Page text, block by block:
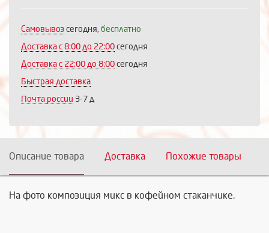
Продолжить Отмена
Самовывоз сегодня, бесплатно
Доставка c 8:00 до 22:00 сегодня
Доставка с 22:00 до 8:00 сегодня
Быстрая доставка
Почта россии 3-7 д
Описание товара Доставка Похожие товары
На фото композиция микс в кофейном стаканчике.